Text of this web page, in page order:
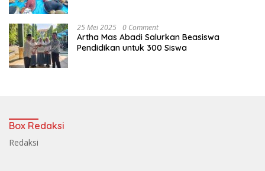
25 Mei 2025 0 Comment
Artha Mas Abadi Salurkan Beasiswa
Pendidikan untuk 300 Siswa
Box Redaksi
Redaksi